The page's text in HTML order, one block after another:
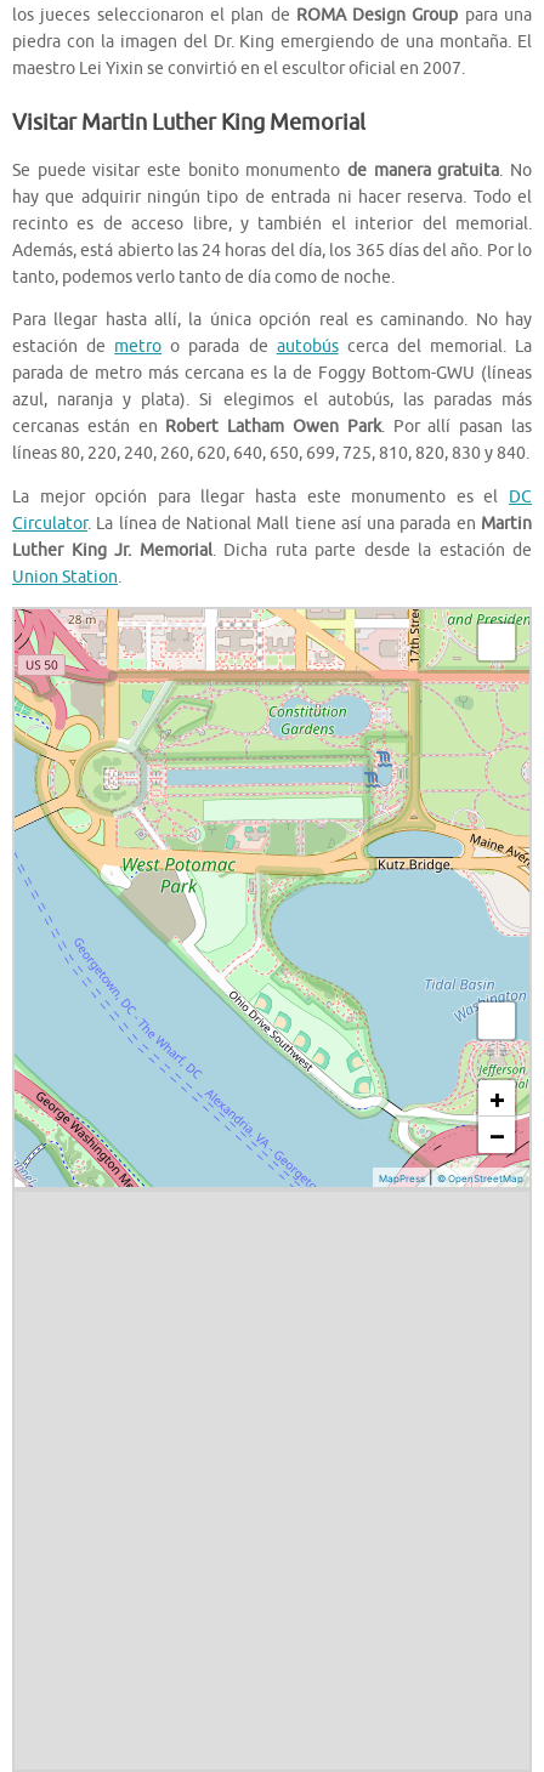
los jueces seleccionaron el plan de ROMA Design Group para una
piedra con la imagen del Dr. King emergiendo de una montaña. El
maestro Lei Yixin se convirtió en el escultor oficial en 2007.
Visitar Martin Luther King Memorial
Se puede visitar este bonito monumento de manera gratuita. No
hay que adquirir ningún tipo de entrada ni hacer reserva. Todo el
recinto es de acceso libre, y también el interior del memorial.
Además, está abierto las 24 horas del día, los 365 días del año. Por lo
tanto, podemos verlo tanto de día como de noche.
Para llegar hasta allí, la única opción real es caminando. No hay
estación de metro o parada de autobúscerca del memorial. La
parada de metro más cercana es la de Foggy Bottom-GWU (líneas
azul, naranja y plata). Si elegimos el autobús, las paradas más
cercanas están en Robert Latham Owen Park. Por allí pasan las
líneas 80, 220, 240, 260, 620, 640, 650, 699, 725, 810, 820, 830 y 840.
La mejor opción para llegar hasta este monumento es el DC
Circulator. La línea de National Mall tiene así una parada en Martin
Luther King Jr. Memorial. Dicha ruta parte desde la estación de
Union Station.